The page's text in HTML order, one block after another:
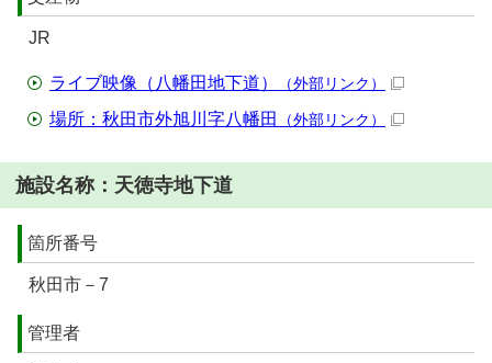
JR
ライブ映像（八幡田地下道） （外部リンク）
場所：秋田市外旭川字八幡田 （外部リンク）
施設名称：天徳寺地下道
箇所番号
秋田市－7
管理者